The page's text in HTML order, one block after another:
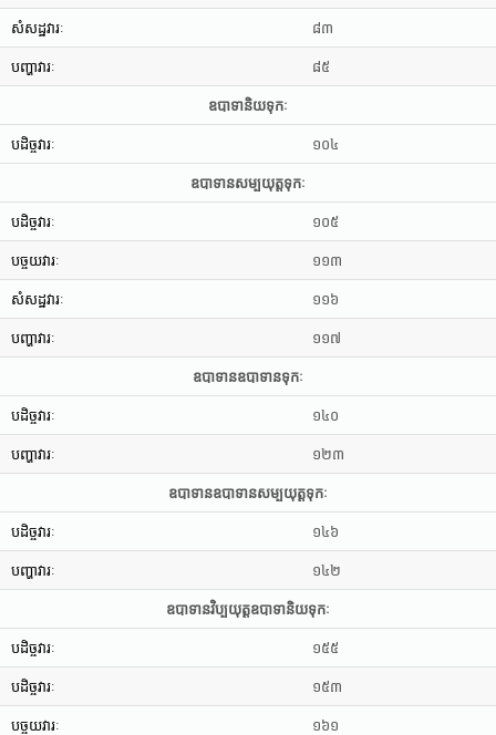
សំសដ្ឋវារៈ ៨៣
បញ្ហាវារៈ ៨៥
ឧបាទានិយទុកៈ
បដិច្ចវារៈ ១០៤
ឧបាទានសម្បយុត្តទុកៈ
បដិច្ចវារៈ ១០៥
បច្ចយវារៈ ១១៣
សំសដ្ឋវារៈ ១១៦
បញ្ហាវារៈ ១១៧
ឧបាទានឧបាទានទុកៈ
បដិច្ចវារៈ ១៤០
បញ្ហាវារៈ ១២៣
ឧបាទានឧបាទានសម្បយុត្តទុកៈ
បដិច្ចវារៈ ១៤៦
បញ្ហាវារៈ ១៤២
ឧបាទានវិប្បយុត្តឧបាទានិយទុកៈ
បដិច្ចវារៈ ១៥៥
បដិច្ចវារៈ ១៥៣
បច្ចយវារៈ ១៦១